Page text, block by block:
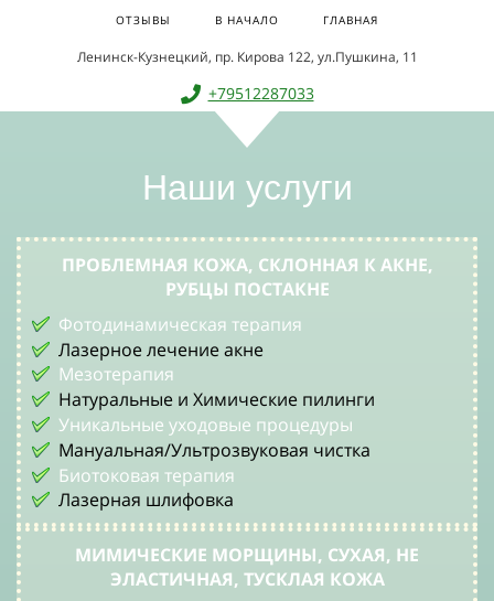
ОТЗЫВЫ В НАЧАЛО ГЛАВНАЯ
Ленинск-Кузнецкий, пр. Кирова 122, ул.Пушкина, 11
+79512287033
Наши услуги
ПРОБЛЕМНАЯ КОЖА, СКЛОННАЯ К АКНЕ,
РУБЦЫ ПОСТАКНЕ
Фотодинамическая терапия
Лазерное лечение акне
Мезотерапия
Натуральные и Химические пилинги
Уникальные уходовые процедуры
Мануальная/Ультрозвуковая чистка
Биотоковая терапия
Лазерная шлифовка
МИМИЧЕСКИЕ МОРЩИНЫ, СУХАЯ, НЕ
ЭЛАСТИЧНАЯ, ТУСКЛАЯ КОЖА